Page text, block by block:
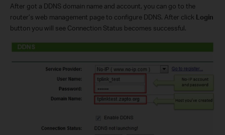
After got a DDNS domain name and account, you can go to the
router’s web management page to configure DDNS. After click Login
button you will see Connection Status becomes successful.